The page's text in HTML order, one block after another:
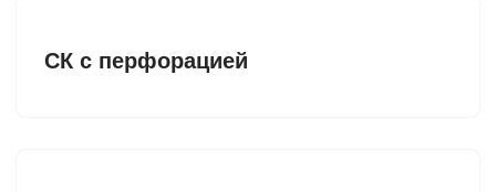
СК с перфорацией